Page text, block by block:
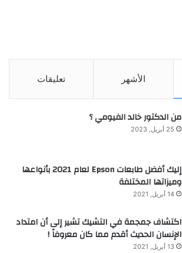
الأشهر تعليقات
من الدكتور خالد الفيومي ؟
25 أبريل, 2023
إليك أفضل طابعات Epson لعام 2021 بأنواعها
وميزاتها المختلفة
14 أبريل, 2021
اكتشاف جمجمة في التشيك تشير إلى أن امتداد
الإنسان الحديث أقدم مما كان معروفاً !
13 أبريل, 2021